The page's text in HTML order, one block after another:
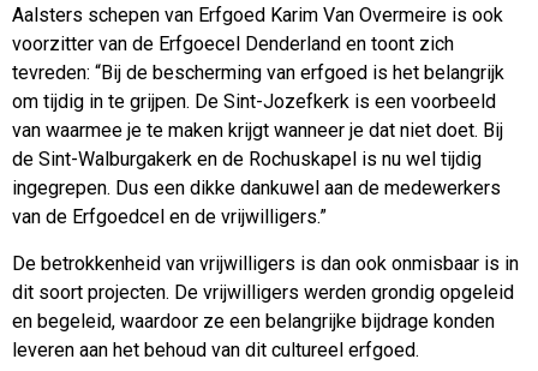
Aalsters schepen van Erfgoed Karim Van Overmeire is ook
voorzitter van de Erfgoecel Denderland en toont zich
tevreden: “Bij de bescherming van erfgoed is het belangrijk
om tijdig in te grijpen. De Sint-Jozefkerk is een voorbeeld
van waarmee je te maken krijgt wanneer je dat niet doet. Bij
de Sint-Walburgakerk en de Rochuskapel is nu wel tijdig
ingegrepen. Dus een dikke dankuwel aan de medewerkers
van de Erfgoedcel en de vrijwilligers.”
De betrokkenheid van vrijwilligers is dan ook onmisbaar is in
dit soort projecten. De vrijwilligers werden grondig opgeleid
en begeleid, waardoor ze een belangrijke bijdrage konden
leveren aan het behoud van dit cultureel erfgoed.